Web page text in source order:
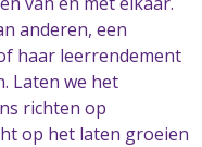
anderen, een
haar leerrendement
Laten we het
richten op
op het laten groeien